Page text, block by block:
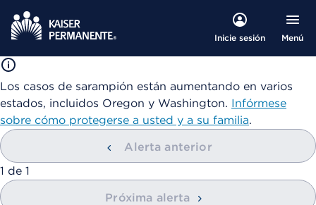
Inicie sesión Menú
Los casos de sarampión están aumentando en varios
estados, incluidos Oregon y Washington. Infórmese
sobre cómo protegerse a usted y a su familia.
Alerta anterior
mostrando
1 de 1
Próxima alerta